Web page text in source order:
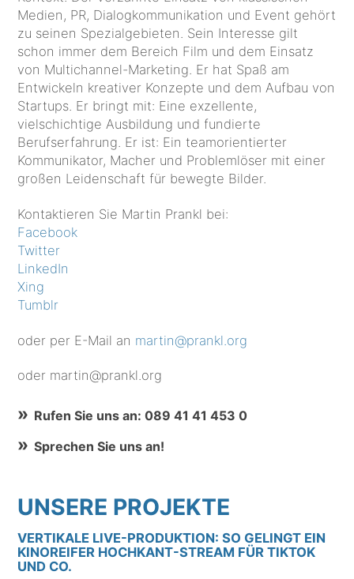
Medien, PR, Dialogkommunikation und Event gehört
zu seinen Spezialgebieten. Sein Interesse gilt
schon immer dem Bereich Film und dem Einsatz
von Multichannel-Marketing. Er hat Spaß am
Entwickeln kreativer Konzepte und dem Aufbau von
Startups. Er bringt mit: Eine exzellente,
vielschichtige Ausbildung und fundierte
Berufserfahrung. Er ist: Ein teamorientierter
Kommunikator, Macher und Problemlöser mit einer
großen Leidenschaft für bewegte Bilder.
Kontaktieren Sie Martin Prankl bei:
Facebook
Twitter
LinkedIn
Xing
Tumblr
oder per E-Mail an martin@prankl.org
oder martin@prankl.org
Rufen Sie uns an: 089 41 41 453 0
Sprechen Sie uns an!
UNSERE PROJEKTE
VERTIKALE LIVE-PRODUKTION: SO GELINGT EIN
KINOREIFER HOCHKANT-STREAM FÜR TIKTOK
UND CO.